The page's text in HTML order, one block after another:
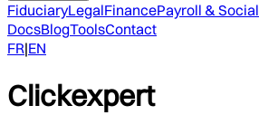
FiduciaryLegalFinancePayroll & Social
DocsBlogToolsContact
FR|EN
Clickexpert